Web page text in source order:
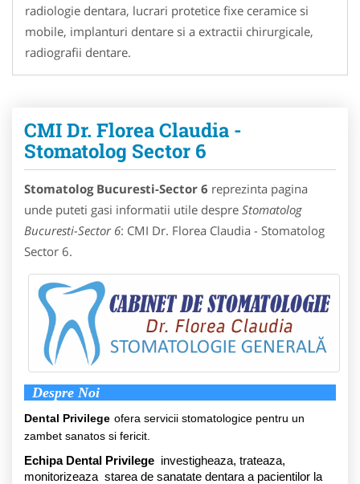
radiologie dentara, lucrari protetice fixe ceramice si
mobile, implanturi dentare si a extractii chirurgicale,
radiografii dentare.
CMI Dr. Florea Claudia -
Stomatolog Sector 6
Stomatolog Bucuresti-Sector 6 reprezinta pagina
unde puteti gasi informatii utile despre Stomatolog
Bucuresti-Sector 6: CMI Dr. Florea Claudia - Stomatolog
Sector 6.
Despre Noi
Dental Privilege ofera servicii stomatologice pentru un
zambet sanatos si fericit.
Echipa Dental Privilege investigheaza, trateaza,
monitorizeaza starea de sanatate dentara a pacientilor la